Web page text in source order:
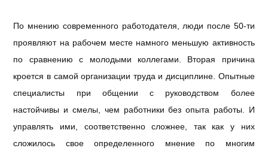
По мнению современного работодателя, люди после 50-ти
проявляют на рабочем месте намного меньшую активность
по сравнению с молодыми коллегами. Вторая причина
кроется в самой организации труда и дисциплине. Опытные
специалисты при общении с руководством более
настойчивы и смелы, чем работники без опыта работы. И
управлять ими, соответственно сложнее, так как у них
сложилось свое определенного мнение по многим